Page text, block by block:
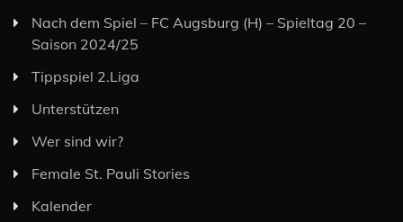
Nach dem Spiel – FC Augsburg (H) – Spieltag 20 –
Saison 2024/25
Tippspiel 2.Liga
Unterstützen
Wer sind wir?
Female St. Pauli Stories
Kalender